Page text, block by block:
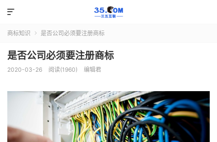

商标知识  是否公司必须要注册商标
是否公司必须要注册商标
2020-03-26 阅读(1960) 编辑君